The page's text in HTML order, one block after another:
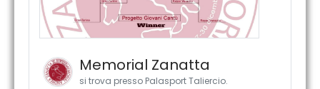
Memorial Zanatta
si trova presso Palasport Taliercio.